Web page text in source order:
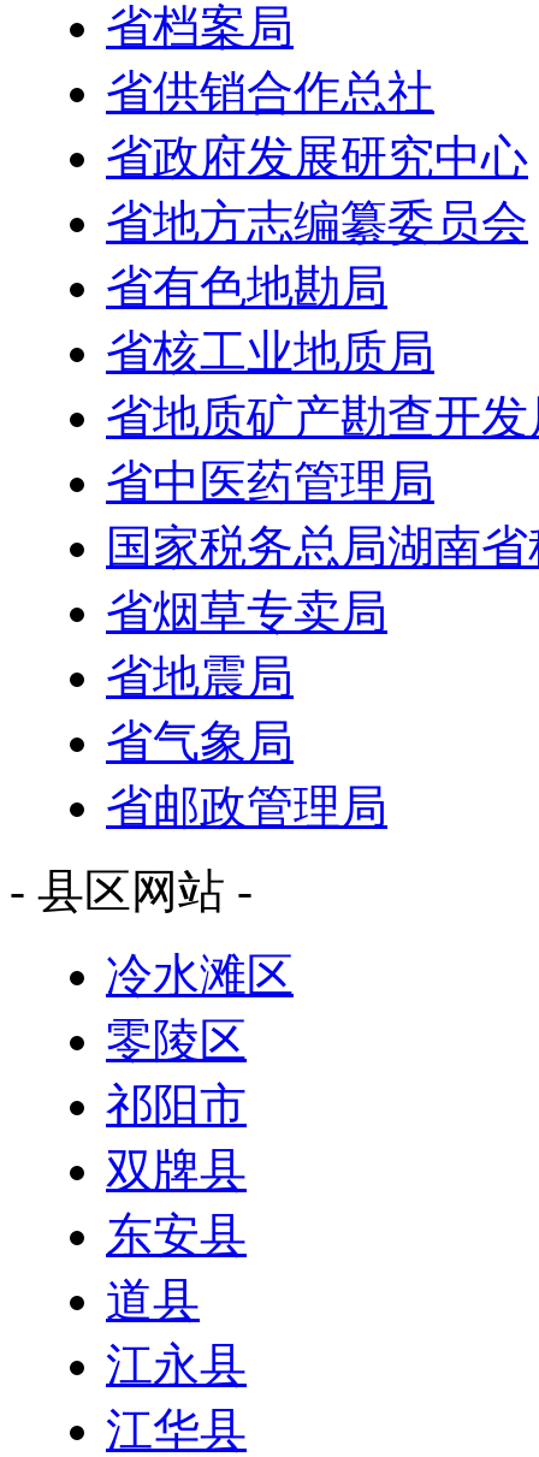
省档案局
省供销合作总社
省政府发展研究中心
省地方志编纂委员会
省有色地勘局
省核工业地质局
省地质矿产勘查开发
省中医药管理局
国家税务总局湖南
省烟草专卖局
省地震局
省气象局
省邮政管理局
- 县区网站 -
冷水滩区
零陵区
祁阳市
双牌县
东安县
道县
江永县
江华县